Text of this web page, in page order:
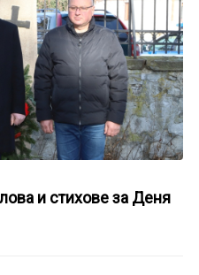
и стихове за Деня